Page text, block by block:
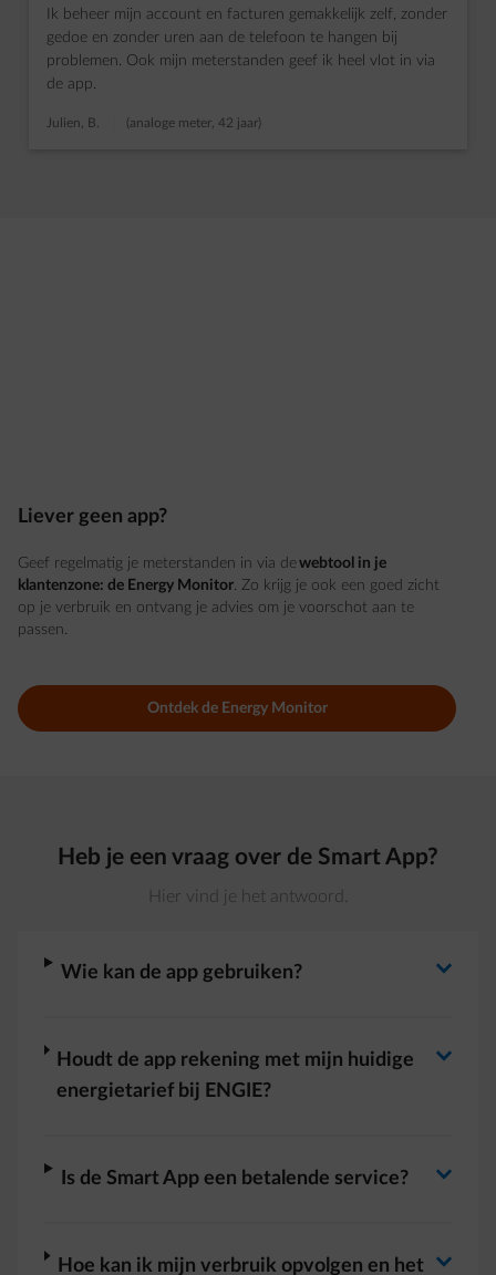
Ik beheer mijn account en facturen gemakkelijk zelf, zonder
gedoe en zonder uren aan de telefoon te hangen bij
problemen. Ook mijn meterstanden geef ik heel vlot in via
de app.
Julien, B. (analoge meter, 42 jaar)
Liever geen app?
Geef regelmatig je meterstanden in via dewebtool in je
klantenzone: de Energy Monitor. Zo krijg je ook een goed zicht
op je verbruik en ontvang je advies om je voorschot aan te
passen.
Ontdek de Energy Monitor
Heb je een vraag over de Smart App?
Hier vind je het antwoord.
Wie kan de app gebruiken? Antwoord wisselen
arrow-right
Houdt de app rekening met mijn huidige
energietarief bij ENGIE?
arrow-right
Is de Smart App een betalende service? Antwoord wisselen
arrow-right
Hoe kan ik mijn verbruik opvolgen en het
arrow-right